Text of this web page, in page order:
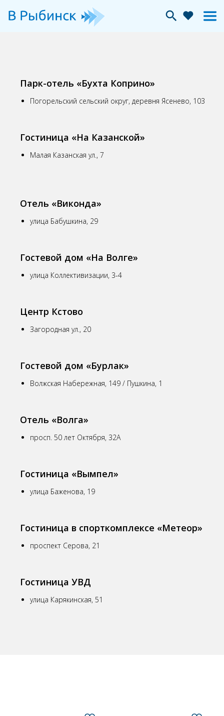
Парк-отель «Бухта Коприно»
Погорельский сельский округ, деревня Ясенево, 103
Гостиница «На Казанской»
Малая Казанская ул., 7
Отель «Виконда»
улица Бабушкина, 29
Гостевой дом «На Волге»
улица Коллективизации, 3-4
Центр Кстово
Загородная ул., 20
Гостевой дом «Бурлак»
Волжская Набережная, 149 / Пушкина, 1
Отель «Волга»
просп. 50 лет Октября, 32А
Гостиница «Вымпел»
улица Баженова, 19
Гостиница в спорткомплексе «Метеор»
проспект Серова, 21
Гостиница УВД
улица Карякинская, 51